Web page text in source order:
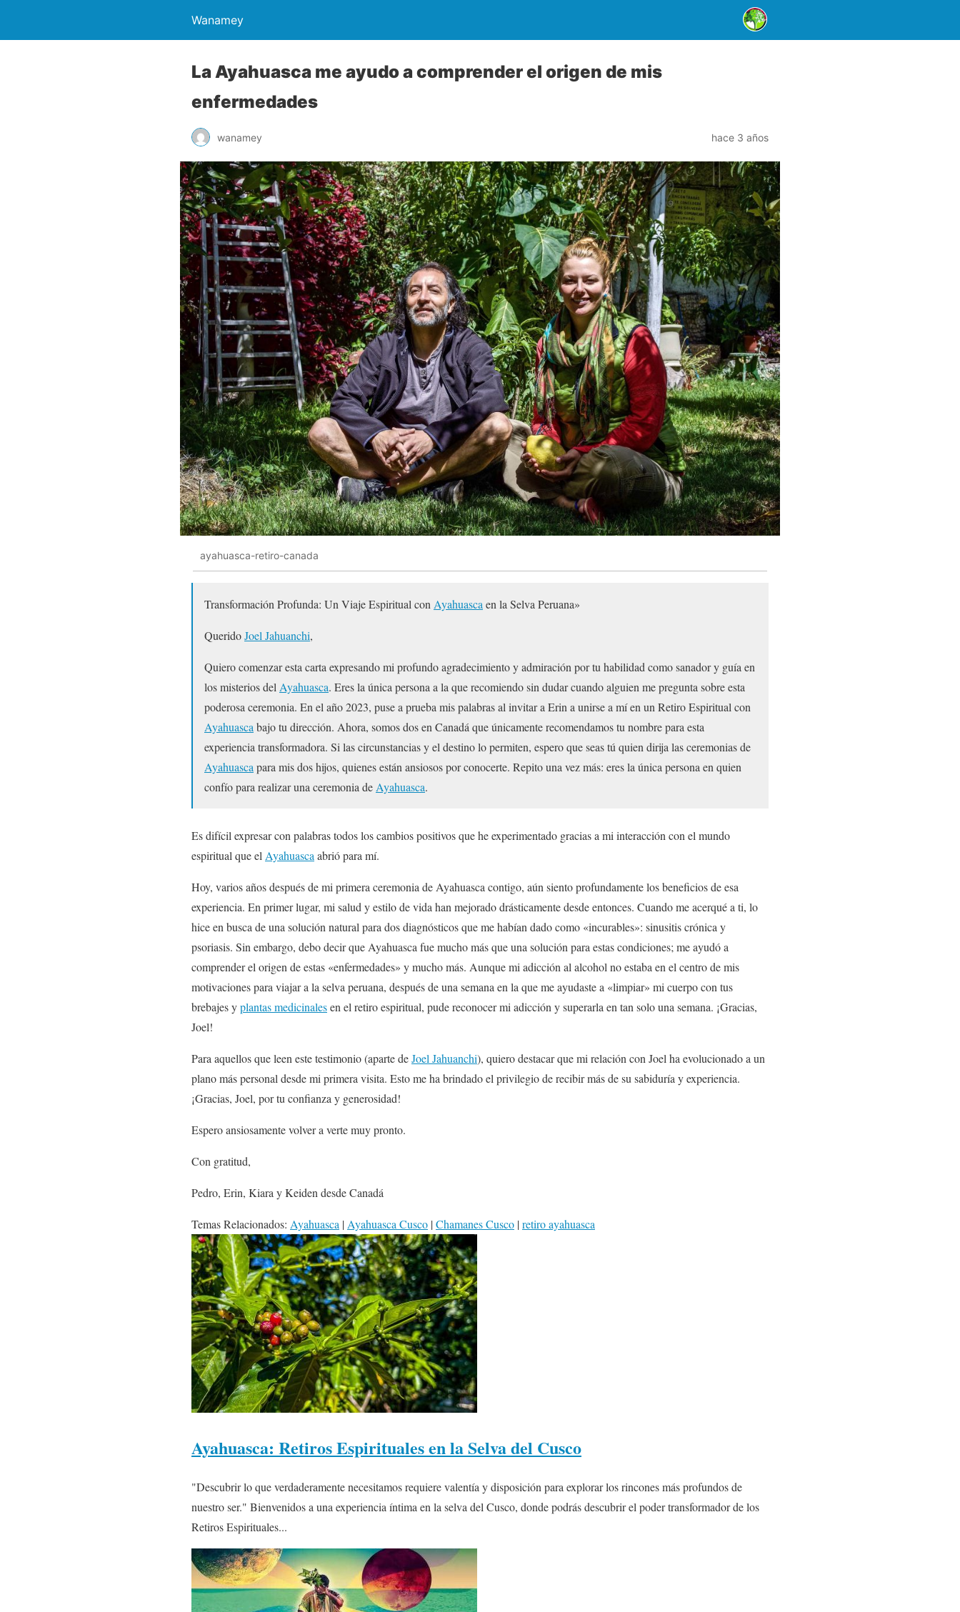
Wanamey
La Ayahuasca me ayudo a comprender el origen de mis
enfermedades
wanamey hace 3 años
ayahuasca-retiro-canada
Transformación Profunda: Un Viaje Espiritual con Ayahuasca en la Selva Peruana»
QueridoJoel Jahuanchi,
Quiero comenzar esta carta expresando mi profundo agradecimiento y admiración por tu habilidad como sanador y guía en
los misterios del Ayahuasca. Eres la única persona a la que recomiendo sin dudar cuando alguien me pregunta sobre esta
poderosa ceremonia. En el año 2023, puse a prueba mis palabras al invitar a Erin a unirse a mí en un Retiro Espiritual con
Ayahuasca bajo tu dirección. Ahora, somos dos en Canadá que únicamente recomendamos tu nombre para esta
experiencia transformadora. Si las circunstancias y el destino lo permiten, espero que seas tú quien dirija las ceremonias de
Ayahuasca para mis dos hijos, quienes están ansiosos por conocerte. Repito una vez más: eres la única persona en quien
confío para realizar una ceremonia de Ayahuasca.
Es difícil expresar con palabras todos los cambios positivos que he experimentado gracias a mi interacción con el mundo
espiritual que el Ayahuasca abrió para mí.
Hoy, varios años después de mi primera ceremonia de Ayahuasca contigo, aún siento profundamente los beneficios de esa
experiencia. En primer lugar, mi salud y estilo de vida han mejorado drásticamente desde entonces. Cuando me acerqué a ti, lo
hice en busca de una solución natural para dos diagnósticos que me habían dado como «incurables»: sinusitis crónica y
psoriasis. Sin embargo, debo decir que Ayahuasca fue mucho más que una solución para estas condiciones; me ayudó a
comprender el origen de estas «enfermedades» y mucho más. Aunque mi adicción al alcohol no estaba en el centro de mis
motivaciones para viajar a la selva peruana, después de una semana en la que me ayudaste a «limpiar» mi cuerpo con tus
brebajes yplantas medicinalesen el retiro espiritual, pude reconocer mi adicción y superarla en tan solo una semana. ¡Gracias,
Joel!
Para aquellos que leen este testimonio (aparte deJoel Jahuanchi), quiero destacar que mi relación con Joel ha evolucionado a un
plano más personal desde mi primera visita. Esto me ha brindado el privilegio de recibir más de su sabiduría y experiencia.
¡Gracias, Joel, por tu confianza y generosidad!
Espero ansiosamente volver a verte muy pronto.
Con gratitud,
Pedro, Erin, Kiara y Keiden desde Canadá
Temas Relacionados: Ayahuasca | Ayahuasca Cusco |Chamanes Cusco |retiro ayahuasca
Ayahuasca: Retiros Espirituales en la Selva del Cusco
"Descubrir lo que verdaderamente necesitamos requiere valentía y disposición para explorar los rincones más profundos de
nuestro ser." Bienvenidos a una experiencia íntima en la selva del Cusco, donde podrás descubrir el poder transformador de los
Retiros Espirituales...